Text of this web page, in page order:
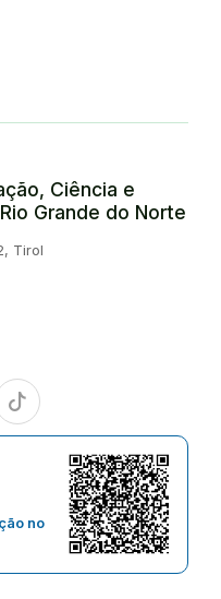
Ciência e
Grande do Norte
Tirol
TikTok
no